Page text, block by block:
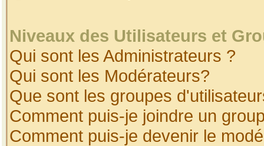
Niveaux des Utilisateurs et
Qui sont les Administrateurs ?
Qui sont les Modérateurs?
Que sont les groupes
Comment puis-je joindre un
Comment puis-je devenir le